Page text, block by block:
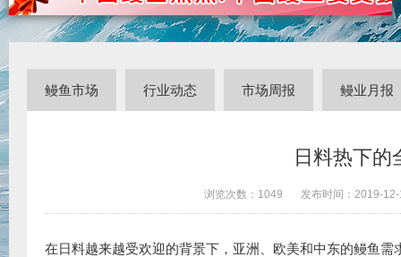
鳗鱼市场 行业动态 市场周报 鳗业月报
日料热下的
浏览次数： 1049 发布时间： 2019-
在日料越来越受欢迎的背景下，亚洲、欧美和中东的鳗鱼